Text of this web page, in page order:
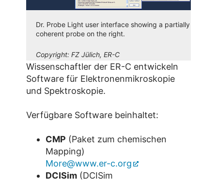
Dr. Probe Light user interface showing a partially
coherent probe on the right.
Copyright: FZ Jülich, ER-C
Wissenschaftler der ER-C entwickeln
Software für Elektronenmikroskopie
und Spektroskopie.
Verfügbare Software beinhaltet:
CMP (Paket zum chemischen
Mapping)
More@www.er-c.org
DCISim (DCISim